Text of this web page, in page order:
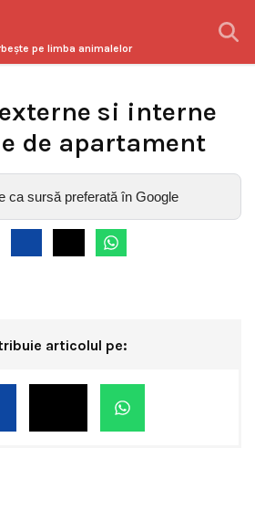
pe limba animalelor
si interne
de apartament
ca sursă preferată în Google
articolul pe: